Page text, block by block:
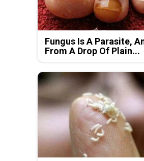
Fungus Is A Parasite,
From A Drop Of Plain...